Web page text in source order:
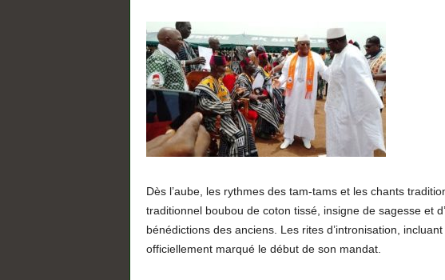
Dès l’aube, les rythmes des tam-tams et les chants
traditionnel boubou de coton tissé, insigne de sagesse et
bénédictions des anciens. Les rites d’intronisation,
officiellement marqué le début de son mandat.